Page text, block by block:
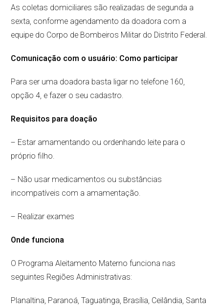
As coletas domiciliares são realizadas de segunda a
sexta, conforme agendamento da doadora com a
equipe do Corpo de Bombeiros Militar do Distrito Federal.
Comunicação com o usuário: Como participar
Para ser uma doadora basta ligar no telefone 160,
opção 4, e fazer o seu cadastro.
Requisitos para doação
– Estar amamentando ou ordenhando leite para o
próprio filho.
– Não usar medicamentos ou substâncias
incompatíveis com a amamentação.
– Realizar exames
Onde funciona
O Programa Aleitamento Materno funciona nas
seguintes Regiões Administrativas:
Planaltina, Paranoá, Taguatinga, Brasília, Ceilândia, Santa